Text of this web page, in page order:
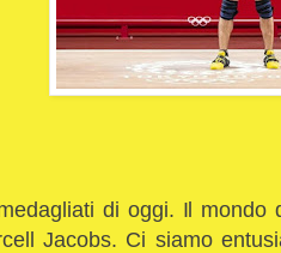
di oggi. Il mondo
Jacobs. Ci siamo